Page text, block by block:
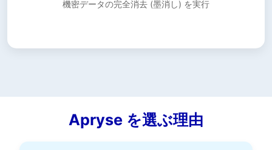
機密データの完全消去 (墨消し) を実行
Apryse を選ぶ理由